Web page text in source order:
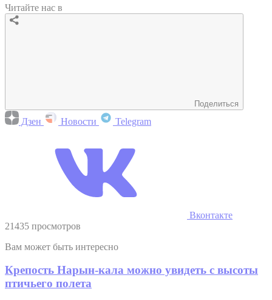
Читайте нас в
Поделиться
Дзен Новости Telegram
Вконтакте
21435 просмотров
Вам может быть интересно
Крепость Нарын-кала можно увидеть с высоты
птичьего полета